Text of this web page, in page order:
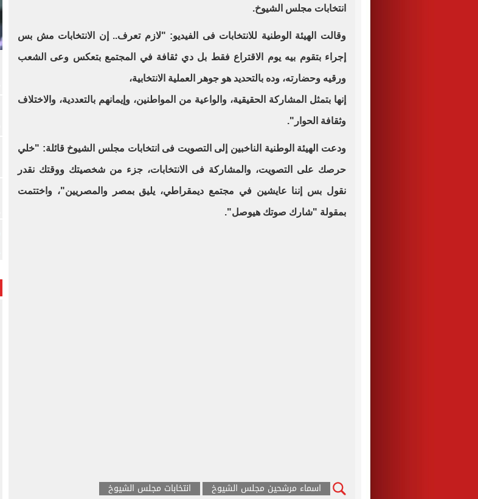
انتخابات مجلس الشيوخ.
وقالت الهيئة الوطنية للانتخابات فى الفيديو: "لازم تعرف.. إن الانتخابات مش بس
إجراء بتقوم بيه يوم الاقتراع فقط بل دي ثقافة في المجتمع بتعكس وعى الشعب
ورقيه وحضارته، وده بالتحديد هو جوهر العملية الانتخابية،
إنها بتمثل المشاركة الحقيقية، والواعية من المواطنين، وإيمانهم بالتعددية، والاختلاف
وثقافة الحوار".
ودعت الهيئة الوطنية الناخبين إلى التصويت فى انتخابات مجلس الشيوخ قائلة: "خلي
حرصك على التصويت، والمشاركة فى الانتخابات، جزء من شخصيتك ووقتك نقدر
نقول بس إننا عايشين في مجتمع ديمقراطي، يليق بمصر والمصريين"، واختتمت
بمقولة "شارك صوتك هيوصل".
اسماء مرشحين مجلس الشيوخ
انتخابات مجلس الشيوخ